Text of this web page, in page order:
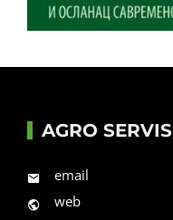
AGRO SERVIS
email
web